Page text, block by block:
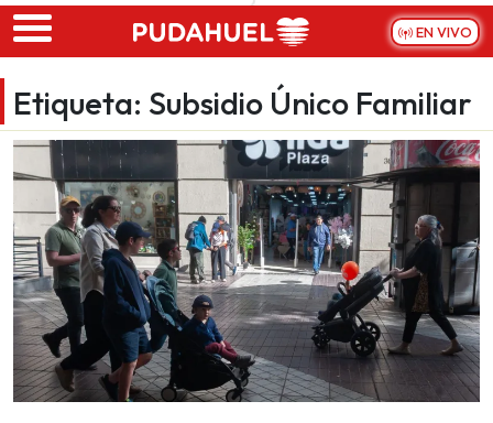
Skip to main content
EN VIVO
Etiqueta: Subsidio Único Familiar